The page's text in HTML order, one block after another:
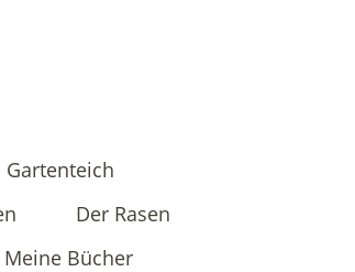
Gartenteich
Der Rasen
Meine Bücher